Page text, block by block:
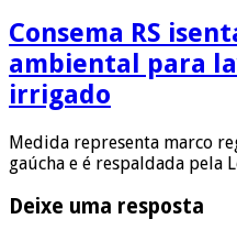
Consema RS
ambiental para
irrigado
Medida representa marco
gaúcha e é respaldada pela
Deixe uma resposta